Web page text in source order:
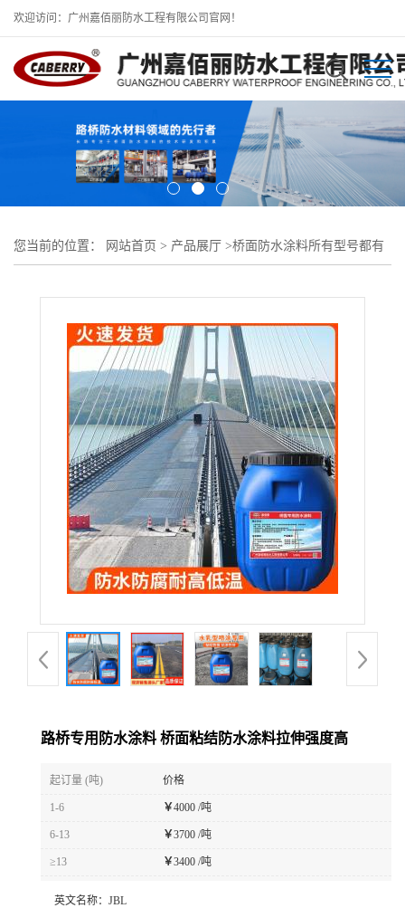
欢迎访问：广州嘉佰丽防水工程有限公司官网！
您当前的位置： 网站首页 > 产品展厅 >桥面防水涂料所有型号都有
路桥专用防水涂料 桥面粘结防水涂料拉伸强度高
起订量 (吨) 价格
1-6 ￥4000 /吨
6-13 ￥3700 /吨
≥13 ￥3400 /吨
英文名称： JBL